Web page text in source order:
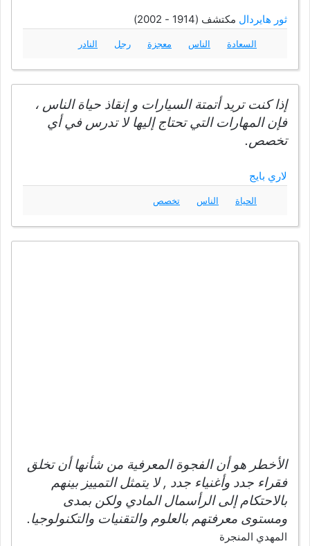
ثور هايردال مكتشف (1914 - 2002)
السعادة الناس معجزة رجل النادر
إذا كنت تريد أتمتة السيارات و إنقاذ حياة الناس ،
فإن المهارات التي تحتاج إليها لا تدرس في أي
تخصص.
لاري بايج
الحياة الناس تخصص
الأخطر هو أن الفجوة المعرفية من شأنها أن تخلق
فقراء جدد وأغنياء جدد , لا يتمثل التمييز بينهم
بالاحتكام إلى الرأسمال المادي ولكن بمدى
ومستوى معرفتهم بالعلوم والتقنيات والتكنولوجيا.
المهدي المنجرة